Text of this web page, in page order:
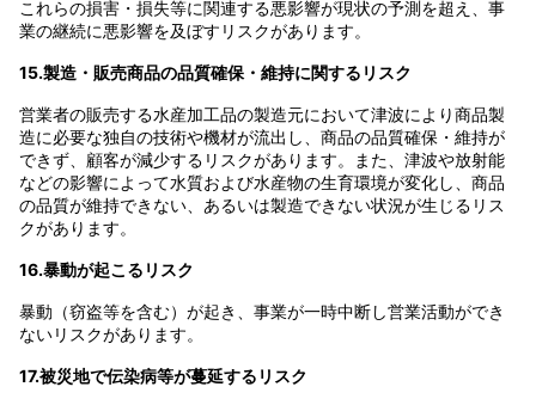
これらの損害・損失等に関連する悪影響が現状の予測を超え、事
業の継続に悪影響を及ぼすリスクがあります。
15.製造・販売商品の品質確保・維持に関するリスク
営業者の販売する水産加工品の製造元において津波により商品製
造に必要な独自の技術や機材が流出し、商品の品質確保・維持が
できず、顧客が減少するリスクがあります。また、津波や放射能
などの影響によって水質および水産物の生育環境が変化し、商品
の品質が維持できない、あるいは製造できない状況が生じるリス
クがあります。
16.暴動が起こるリスク
暴動（窃盗等を含む）が起き、事業が一時中断し営業活動ができ
ないリスクがあります。
17.被災地で伝染病等が蔓延するリスク